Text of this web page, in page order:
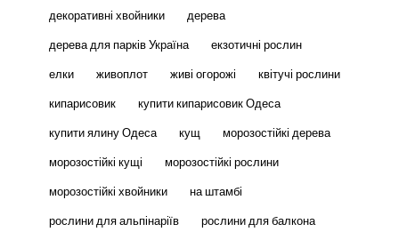
декоративні хвойники
дерева
дерева для парків Україна
екзотичні рослин
елки
живоплот живі огорожі
квітучі рослини
кипарисовик
купити кипарисовик Одеса
купити ялину Одеса
кущ
морозостійкі дерева
морозостійкі кущі
морозостійкі рослини
морозостійкі хвойники
на штамбі
рослини для альпінаріїв
рослини для балкона